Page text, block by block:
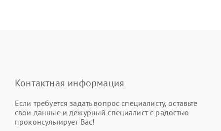
Контактная информация
Если требуется задать вопрос специалисту, оставьте
свои данные и дежурный специалист с радостью
проконсультирует Вас!